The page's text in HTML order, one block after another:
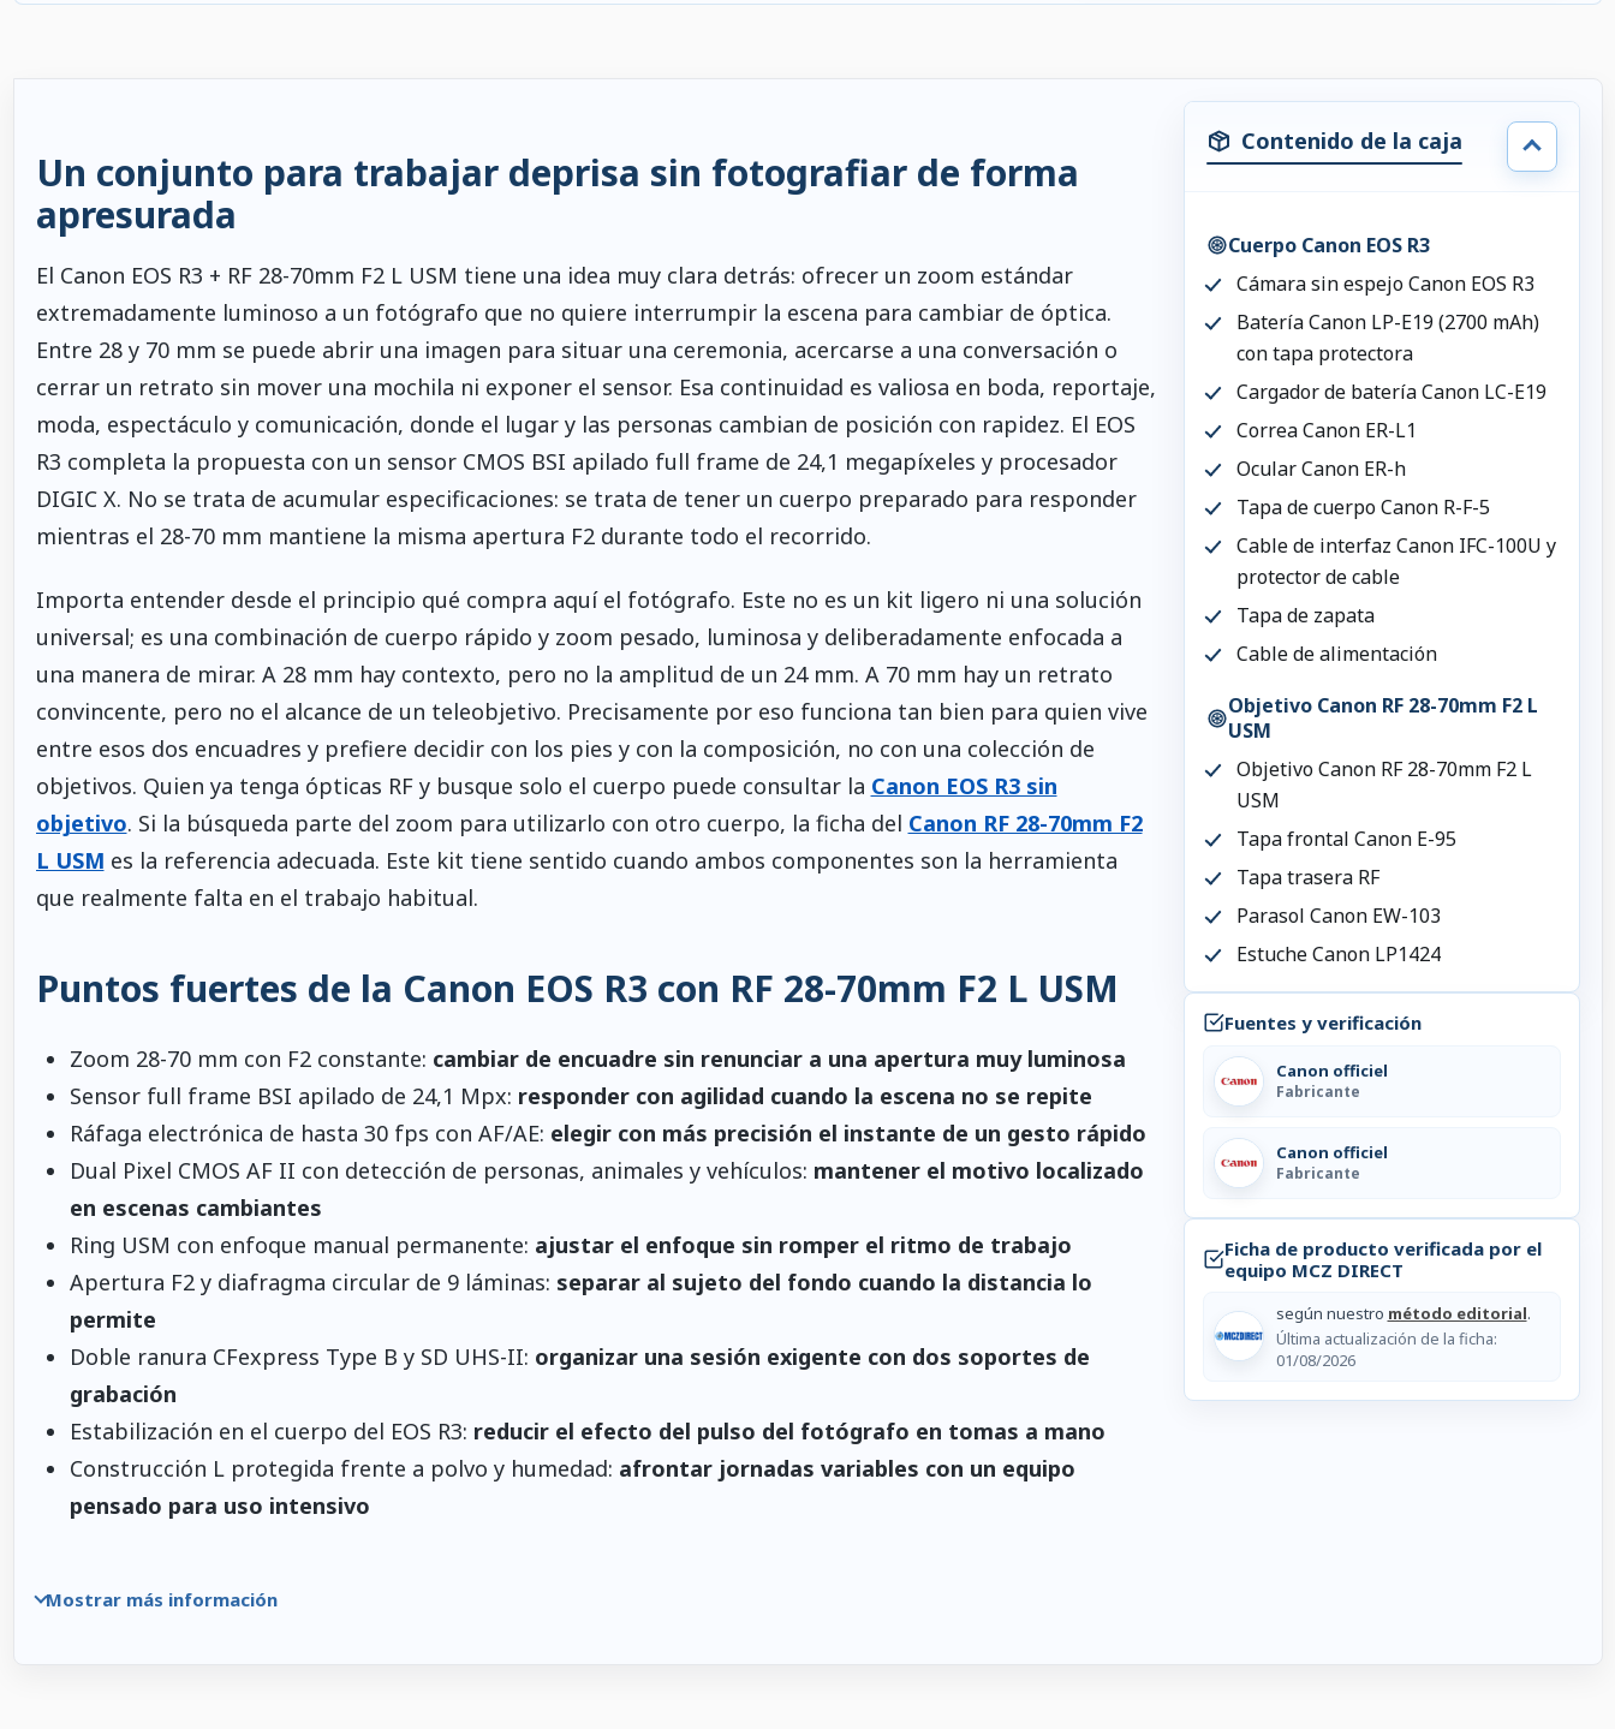
Un conjunto para trabajar deprisa sin fotografiar de forma
apresurada
El Canon EOS R3 + RF 28-70mm F2 L USM tiene una idea muy clara detrás: ofrecer un zoom estándar
extremadamente luminoso a un fotógrafo que no quiere interrumpir la escena para cambiar de óptica.
Entre 28 y 70 mm se puede abrir una imagen para situar una ceremonia, acercarse a una conversación o
cerrar un retrato sin mover una mochila ni exponer el sensor. Esa continuidad es valiosa en boda, reportaje,
moda, espectáculo y comunicación, donde el lugar y las personas cambian de posición con rapidez. El EOS
R3 completa la propuesta con un sensor CMOS BSI apilado full frame de 24,1 megapíxeles y procesador
DIGIC X. No se trata de acumular especificaciones: se trata de tener un cuerpo preparado para responder
mientras el 28-70 mm mantiene la misma apertura F2 durante todo el recorrido.
Importa entender desde el principio qué compra aquí el fotógrafo. Este no es un kit ligero ni una solución
universal; es una combinación de cuerpo rápido y zoom pesado, luminosa y deliberadamente enfocada a
una manera de mirar. A 28 mm hay contexto, pero no la amplitud de un 24 mm. A 70 mm hay un retrato
convincente, pero no el alcance de un teleobjetivo. Precisamente por eso funciona tan bien para quien vive
entre esos dos encuadres y prefiere decidir con los pies y con la composición, no con una colección de
objetivos. Quien ya tenga ópticas RF y busque solo el cuerpo puede consultar la Canon EOS R3 sin
objetivo. Si la búsqueda parte del zoom para utilizarlo con otro cuerpo, la ficha del Canon RF 28-70mm F2
L USM es la referencia adecuada. Este kit tiene sentido cuando ambos componentes son la herramienta
que realmente falta en el trabajo habitual.
Puntos fuertes de la Canon EOS R3 con RF 28-70mm F2 L USM
Zoom 28-70 mm con F2 constante: cambiar de encuadre sin renunciar a una apertura muy luminosa
Sensor full frame BSI apilado de 24,1 Mpx: responder con agilidad cuando la escena no se repite
Ráfaga electrónica de hasta 30 fps con AF/AE: elegir con más precisión el instante de un gesto rápido
Dual Pixel CMOS AF II con detección de personas, animales y vehículos: mantener el motivo localizado
en escenas cambiantes
Ring USM con enfoque manual permanente: ajustar el enfoque sin romper el ritmo de trabajo
Apertura F2 y diafragma circular de 9 láminas: separar al sujeto del fondo cuando la distancia lo
permite
Doble ranura CFexpress Type B y SD UHS-II: organizar una sesión exigente con dos soportes de
grabación
Estabilización en el cuerpo del EOS R3: reducir el efecto del pulso del fotógrafo en tomas a mano
Construcción L protegida frente a polvo y humedad: afrontar jornadas variables con un equipo
pensado para uso intensivo
Mostrar más información
Contenido de la caja
Cuerpo Canon EOS R3
Cámara sin espejo Canon EOS R3
Batería Canon LP-E19 (2700 mAh)
con tapa protectora
Cargador de batería Canon LC-E19
Correa Canon ER-L1
Ocular Canon ER-h
Tapa de cuerpo Canon R-F-5
Cable de interfaz Canon IFC-100U y
protector de cable
Tapa de zapata
Cable de alimentación
Objetivo Canon RF 28-70mm F2 L
USM
Objetivo Canon RF 28-70mm F2 L
USM
Tapa frontal Canon E-95
Tapa trasera RF
Parasol Canon EW-103
Estuche Canon LP1424
Fuentes y verificación
Canon officiel
Fabricante
Canon officiel
Fabricante
Ficha de producto verificada por el
equipo MCZ DIRECT
según nuestro método editorial.
Última actualización de la ficha:
01/08/2026